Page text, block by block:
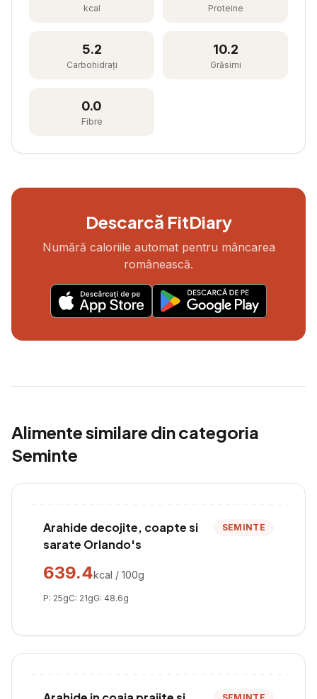
kcal Proteine
5.2
Carbohidrați
10.2
Grăsimi
0.0
Fibre
Descarcă FitDiary
Numără caloriile automat pentru mâncarea
românească.
Alimente similare din categoria
Seminte
Arahide decojite, coapte si
sarate Orlando's
SEMINTE
639.4kcal / 100g
P: 25gC: 21gG: 48.6g